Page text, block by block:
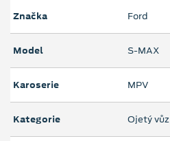
Značka Ford
Model S-MAX
Karoserie MPV
Kategorie Ojetý vůz